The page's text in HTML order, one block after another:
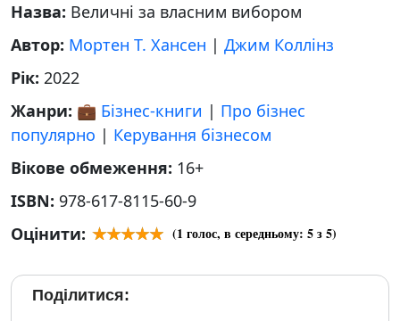
Назва: Величні за власним вибором
Автор: Мортен Т. Хансен | Джим Коллінз
Рік: 2022
Жанри: 💼 Бізнес-книги | Про бізнес
популярно | Керування бізнесом
Вікове обмеження: 16+
ISBN: 978-617-8115-60-9
Оцінити:
(1 голос, в середньому: 5з 5)
Поділитися: